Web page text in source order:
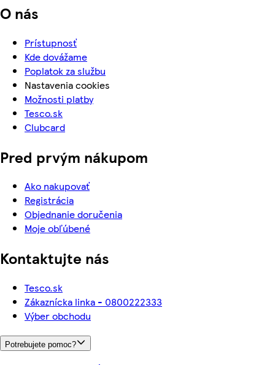
O nás
Prístupnosť
Kde dovážame
Poplatok za službu
Nastavenia cookies
Možnosti platby
Tesco.sk
Clubcard
Pred prvým nákupom
Ako nakupovať
Registrácia
Objednanie doručenia
Moje obľúbené
Kontaktujte nás
Tesco.sk
Zákaznícka linka - 0800222333
Výber obchodu
Potrebujete pomoc?